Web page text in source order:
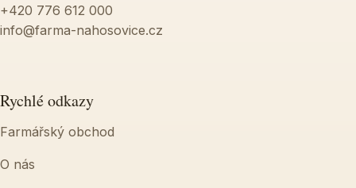
+420 776 612 000
info@farma-nahosovice.cz
Rychlé odkazy
Farmářský obchod
O nás